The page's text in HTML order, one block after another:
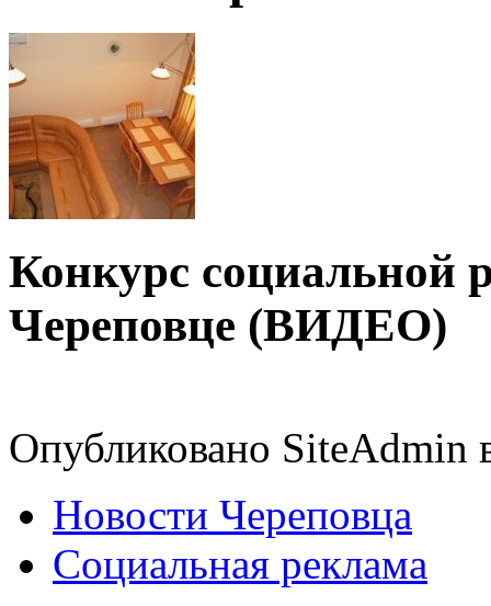
Конкурс социальной
Череповце (ВИДЕО)
Опубликовано SiteAdmin
Новости Череповца
Социальная реклама